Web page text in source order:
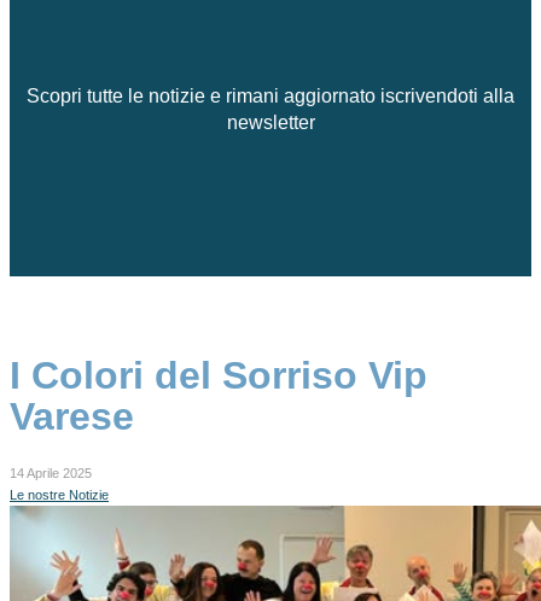
Scopri tutte le notizie e rimani aggiornato iscrivendoti alla
newsletter
I Colori del Sorriso Vip
Varese
14 Aprile 2025
Le nostre Notizie